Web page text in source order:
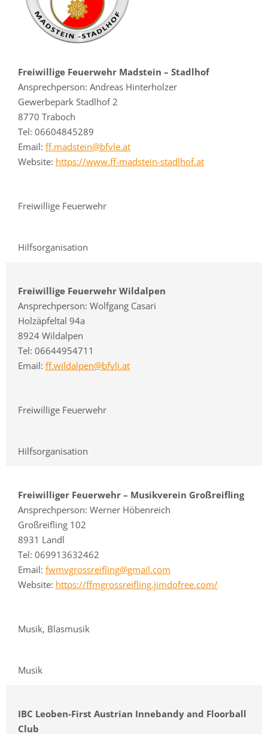
Freiwillige Feuerwehr Madstein – Stadlhof
Ansprechperson: Andreas Hinterholzer
Gewerbepark Stadlhof 2
8770 Traboch
Tel: 06604845289
Email: ff.madstein@bfvle.at
Website: https://www.ff-madstein-stadlhof.at
Freiwillige Feuerwehr
Hilfsorganisation
Freiwillige Feuerwehr Wildalpen
Ansprechperson: Wolfgang Casari
Holzäpfeltal 94a
8924 Wildalpen
Tel: 06644954711
Email: ff.wildalpen@bfvli.at
Freiwillige Feuerwehr
Hilfsorganisation
Freiwilliger Feuerwehr – Musikverein Großreifling
Ansprechperson: Werner Höbenreich
Großreifling 102
8931 Landl
Tel: 069913632462
Email: fwmvgrossreifling@gmail.com
Website: https://ffmgrossreifling.jimdofree.com/
Musik, Blasmusik
Musik
IBC Leoben-First Austrian Innebandy and Floorball
Club